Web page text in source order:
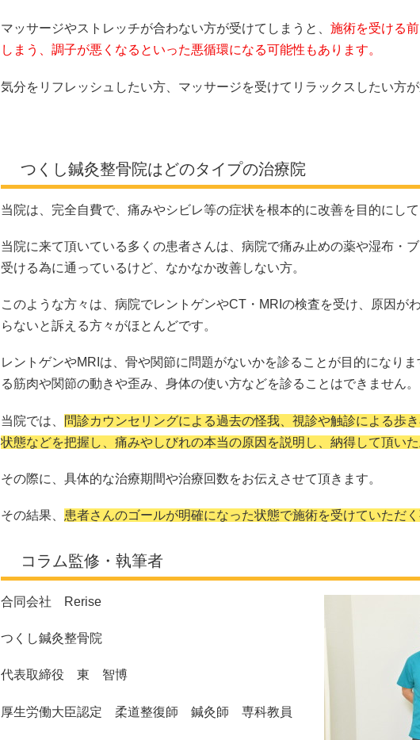
マッサージやストレッチが合わない方が受けてしまうと、 施術を受ける
しまう、調子が悪くなるといった悪循環になる可能性もあります。
気分をリフレッシュしたい方、マッサージを受けてリラックスしたい方が
つくし鍼灸整骨院はどのタイプの治療院
当院は、完全自費で、痛みやシビレ等の症状を根本的に改善を目的にして
当院に来て頂いている多くの患者さんは、病院で痛み止めの薬や湿布・
受ける為に通っているけど、なかなか改善しない方。
このような方々は、病院でレントゲンやCT・MRIの検査を受け、原因が
らないと訴える方々がほとんどです。
レントゲンやMRIは、骨や関節に問題がないかを診ることが目的になり
る筋肉や関節の動きや歪み、身体の使い方などを診ることはできません。
当院では、
問診カウンセリングによる過去の怪我、視診や触診による歩
状態などを把握し、痛みやしびれの本当の原因を説明し、納得して頂いた
その際に、具体的な治療期間や治療回数をお伝えさせて頂きます。
その結果、 患者さんのゴールが明確になった状態で施術を受けていただ
コラム監修・執筆者
合同会社 Rerise
つくし鍼灸整骨院
代表取締役 東 智博
厚生労働大臣認定 柔道整復師 鍼灸師 専科教員